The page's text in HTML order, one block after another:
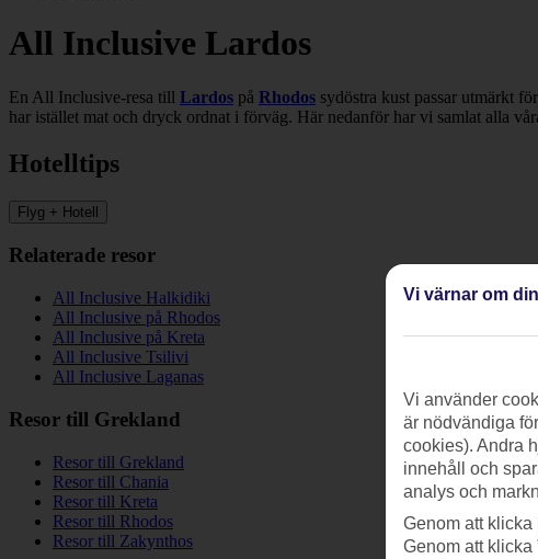
All Inclusive Lardos
En All Inclusive-resa till Lardos på Rhodos sydöstra kust passar utmärkt
har istället mat och dryck ordnat i förväg. Här nedanför har vi samlat alla
Hotelltips
Flyg + Hotell
Relaterade resor
All Inclusive Halkidiki
All Inclusive på Rhodos
All Inclusive på Kreta
All Inclusive Tsilivi
All Inclusive Laganas
Resor till Grekland
Resor till Grekland
Resor till Chania
Resor till Kreta
Resor till Rhodos
Resor till Zakynthos
Vi värnar om
Vi använder
är nödvändiga
cookies). Andra
innehåll och
analys och
Genom att klicka
Genom att klicka